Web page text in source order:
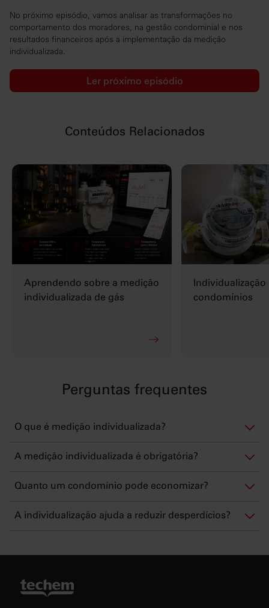
No próximo episódio, vamos analisar as transformações no
comportamento dos moradores, na gestão condominial e nos
resultados financeiros após a implementação da medição
individualizada.
Ler próximo episódio
Conteúdos Relacionados
Aprendendo sobre a medição
individualizada de gás
condomínios
Perguntas frequentes
O que é medição individualizada?
A medição individualizada é obrigatória?
Quanto um condomínio pode economizar?
A individualização ajuda a reduzir desperdícios?